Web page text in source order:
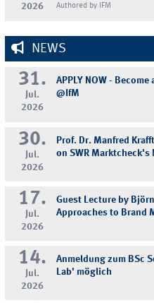
2026
Authored by IFM
NEWS
31.
Jul.
2026
APPLY NOW -
@IfM
30.
Jul.
2026
Prof. Dr. Manfred
on SWR Marktcheck's
17.
Jul.
2026
Guest Lecture by
Approaches to Brand
14.
Jul.
2026
Anmeldung zum BSc
Lab' möglich